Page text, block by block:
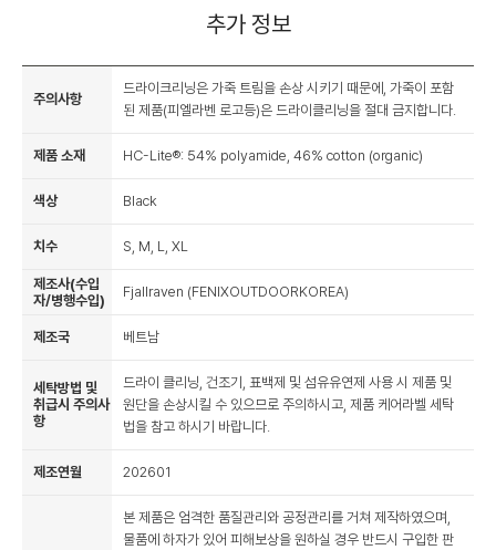
추가 정보
주의사항
드라이크리닝은 가죽 트림을 손상 시키기 때문에, 가죽이 포함
된 제품(피엘라벤 로고등)은 드라이클리닝을 절대 금지합니다.
제품 소재 HC-Lite®: 54% polyamide, 46% cotton (organic)
색상 Black
치수 S, M, L, XL
제조사(수입
자/병행수입)
Fjallraven (FENIXOUTDOORKOREA)
제조국 베트남
세탁방법 및
취급시 주의사
항
드라이 클리닝, 건조기, 표백제 및 섬유유연제 사용 시 제품 및
원단을 손상시킬 수 있으므로 주의하시고, 제품 케어라벨 세탁
법을 참고 하시기 바랍니다.
제조연월 202601
본 제품은 엄격한 품질관리와 공정관리를 거쳐 제작하였으며,
물품에 하자가 있어 피해보상을 원하실 경우 반드시 구입한 판